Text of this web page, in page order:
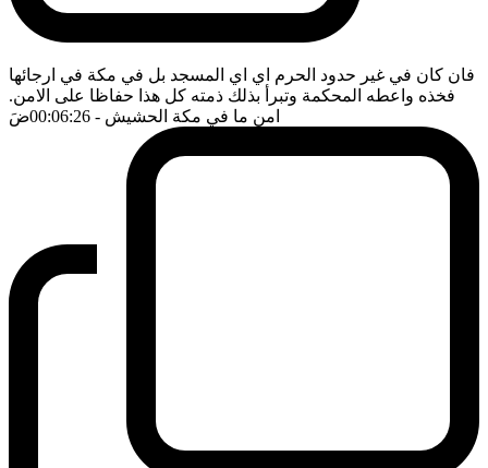
فان كان في غير حدود الحرم اي اي المسجد بل في مكة في ارجائها
فخذه واعطه المحكمة وتبرأ بذلك ذمته كل هذا حفاظا على الامن.
امن ما في مكة الحشيش - 00:06:26 ضَ